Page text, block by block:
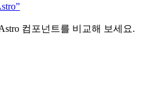
컴포넌트를 비교해 보세요.